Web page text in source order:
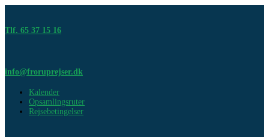
Tlf. 65 37 15 16
info@froruprejser.dk
Kalender
Opsamlingsruter
Rejsebetingelser